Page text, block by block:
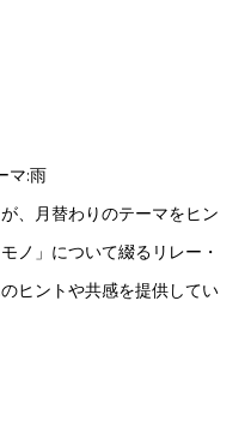
マ:雨
、月替わりのテーマをヒン
ノ」について綴るリレー・
ヒントや共感を提供してい